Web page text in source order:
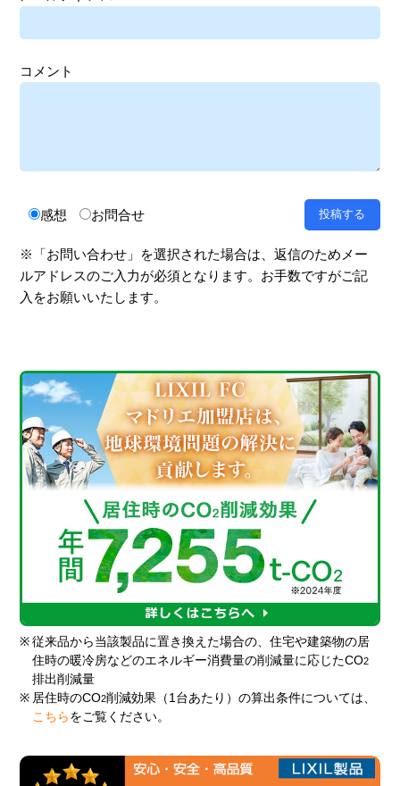
コメント
感想 お問合せ
※「お問い合わせ」を選択された場合は、返信のためメー
ルアドレスのご入力が必須となります。お手数ですがご記
入をお願いいたします。
※ 従来品から当該製品に置き換えた場合の、住宅や建築物の居
住時の暖冷房などのエネルギー消費量の削減量に応じたCO2
排出削減量
※ 居住時のCO2削減効果（1台あたり）の算出条件については、
こちら をご覧ください。